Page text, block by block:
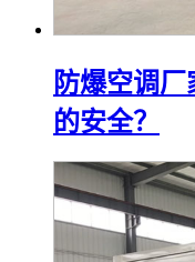
防爆空调
的安全？